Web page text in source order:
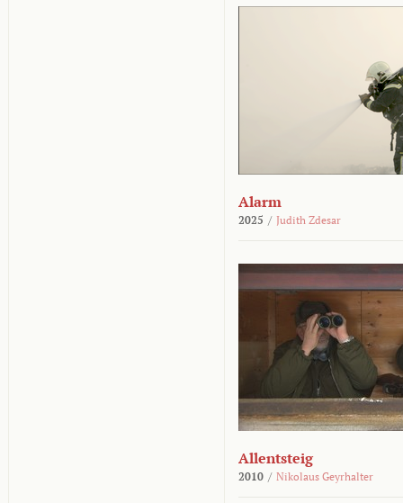
Alarm
2025 / Judith Zdesar
Allentsteig
2010 / Nikolaus Geyrhalter